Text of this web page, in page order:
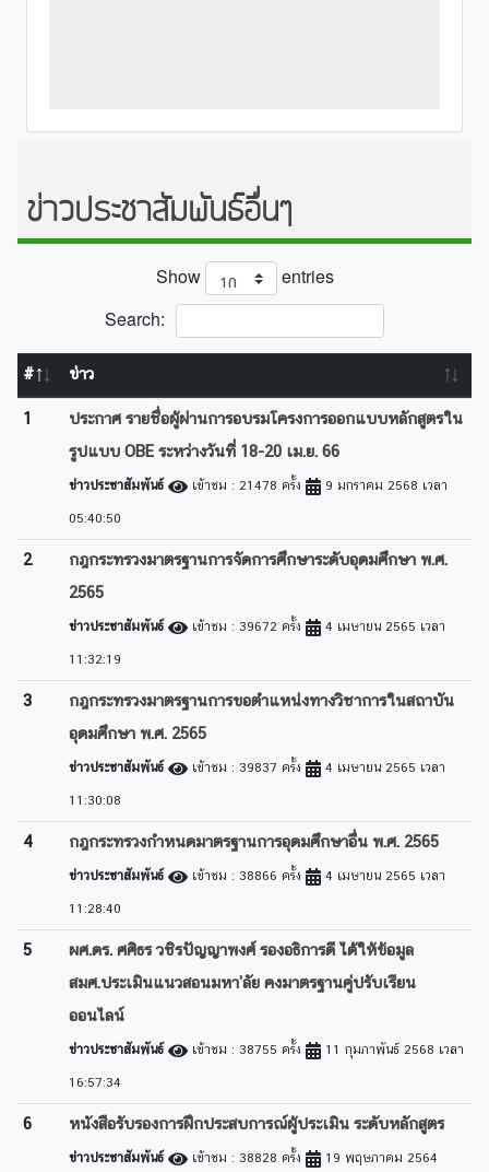
ข่าวประชาสัมพันธ์อื่นๆ
Show
entries
Search:
#
ข่าว
1
ประกาศ รายชื่อผู้ผ่านการอบรมโครงการออกแบบหลักสูตรใน
รูปแบบ OBE ระหว่างวันที่ 18-20 เม.ย. 66
ข่าวประชาสัมพันธ์ เข้าชม : 21478 ครั้ง
9 มกราคม 2568 เวลา
05:40:50
2
กฎกระทรวงมาตรฐานการจัดการศึกษาระดับอุดมศึกษา พ.ศ.
2565
ข่าวประชาสัมพันธ์ เข้าชม : 39672 ครั้ง
4 เมษายน 2565 เวลา
11:32:19
3
กฎกระทรวงมาตรฐานการขอตำแหน่งทางวิชาการในสถาบัน
อุดมศึกษา พ.ศ. 2565
ข่าวประชาสัมพันธ์ เข้าชม : 39837 ครั้ง
4 เมษายน 2565 เวลา
11:30:08
4 กฎกระทรวงกำหนดมาตรฐานการอุดมศึกษาอื่น พ.ศ. 2565
ข่าวประชาสัมพันธ์ เข้าชม : 38866 ครั้ง
4 เมษายน 2565 เวลา
11:28:40
5
ผศ.ดร. ศศิธร วชิรปัญญาพงศ์ รองอธิการดี ได้ให้ข้อมูล
สมศ.ประเมินแนวสอนมหา’ลัย คงมาตรฐานคู่ปรับเรียน
ออนไลน์
ข่าวประชาสัมพันธ์ เข้าชม : 38755 ครั้ง
11 กุมภาพันธ์ 2568 เวลา
16:57:34
6 หนังสือรับรองการฝึกประสบการณ์ผู้ประเมิน ระดับหลักสูตร
ข่าวประชาสัมพันธ์ เข้าชม : 38828 ครั้ง
19 พฤษภาคม 2564